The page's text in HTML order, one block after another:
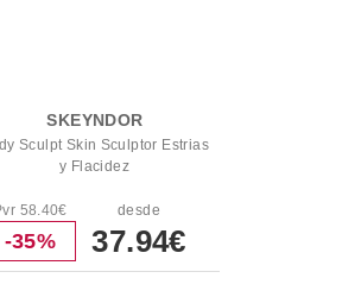
SKEYNDOR
Sculpt Skin Sculptor Estrias
y Flacidez
58.40€
-35%
desde
37.94€